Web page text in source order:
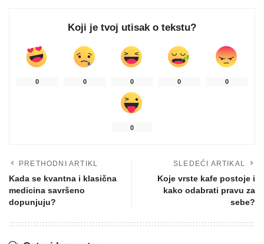
Koji je tvoj utisak o tekstu?
0 0 0 0 0
0
PRETHODNI ARTIKL
Kada se kvantna i klasična
medicina savršeno
dopunjuju?
SLEDEĆI ARTIKAL
Koje vrste kafe postoje i
kako odabrati pravu za
sebe?